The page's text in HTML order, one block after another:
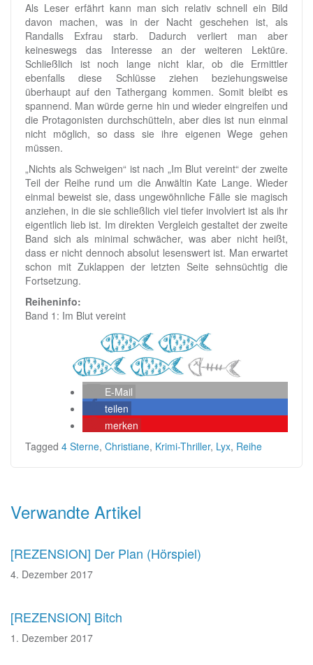
Als Leser erfährt kann man sich relativ schnell ein Bild
davon machen, was in der Nacht geschehen ist, als
Randalls Exfrau starb. Dadurch verliert man aber
keineswegs das Interesse an der weiteren Lektüre.
Schließlich ist noch lange nicht klar, ob die Ermittler
ebenfalls diese Schlüsse ziehen beziehungsweise
überhaupt auf den Tathergang kommen. Somit bleibt es
spannend. Man würde gerne hin und wieder eingreifen und
die Protagonisten durchschütteln, aber dies ist nun einmal
nicht möglich, so dass sie ihre eigenen Wege gehen
müssen.
„Nichts als Schweigen“ ist nach „Im Blut vereint“ der zweite
Teil der Reihe rund um die Anwältin Kate Lange. Wieder
einmal beweist sie, dass ungewöhnliche Fälle sie magisch
anziehen, in die sie schließlich viel tiefer involviert ist als ihr
eigentlich lieb ist. Im direkten Vergleich gestaltet der zweite
Band sich als minimal schwächer, was aber nicht heißt,
dass er nicht dennoch absolut lesenswert ist. Man erwartet
schon mit Zuklappen der letzten Seite sehnsüchtig die
Fortsetzung.
Reiheninfo:
Band 1: Im Blut vereint
E-Mail
teilen
merken
Tagged 4 Sterne, Christiane, Krimi-Thriller, Lyx, Reihe
Verwandte Artikel
[REZENSION] Der Plan (Hörspiel)
4. Dezember 2017
[REZENSION] Bitch
1. Dezember 2017
Beitragsnavigation